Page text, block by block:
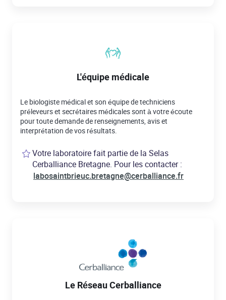
L'équipe médicale
Le biologiste médical et son équipe de techniciens
préleveurs et secrétaires médicales sont à votre écoute
pour toute demande de renseignements, avis et
interprétation de vos résultats.
Votre laboratoire fait partie de la Selas
Cerballiance Bretagne. Pour les contacter :
labosaintbrieuc.bretagne@cerballiance.fr
Le Réseau Cerballiance